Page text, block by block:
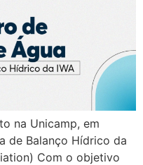
na Unicamp, em
de Balanço Hídrico da
Com o objetivo